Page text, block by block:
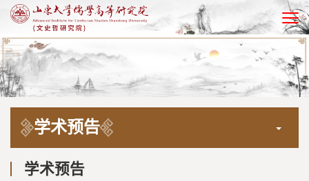
EN
学术预告
学术预告